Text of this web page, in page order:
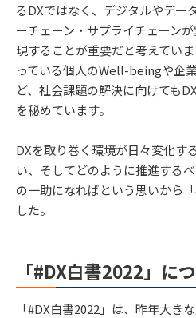
るDXではなく、デジタルやデー
ーチェーン・サプライチェーン
現することが重要だと考えてい
っている個人のWell-beingや企
ど、社会課題の解決に向けても
を秘めています。
DXを取り巻く環境が日々変化す
い、そしてどのように推進する
の一助になればという思いから
した。
「#DX白書2022」に
「#DX白書2022」は、昨年大き